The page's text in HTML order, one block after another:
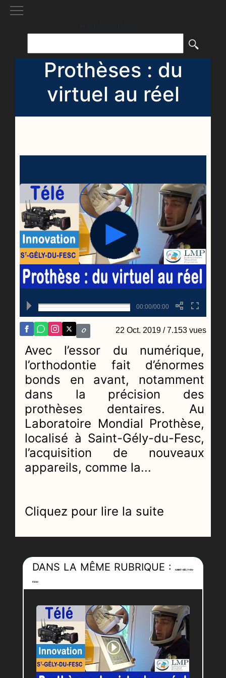
Prothèses : du
virtuel au réel
00:00/00:00
22 Oct. 2019/ 7.153 vues
Avec l’essor du numérique,
l’orthodontie fait d’énormes
bonds en avant, notamment
dans la précision des
prothèses dentaires. Au
Laboratoire Mondial Prothèse,
localisé à Saint-Gély-du-Fesc,
l’acquisition de nouveaux
appareils, comme la...
Cliquez pour lire la suite
DANS LA MÊME RUBRIQUE : SAINT-GÉLY-DU-
FESC